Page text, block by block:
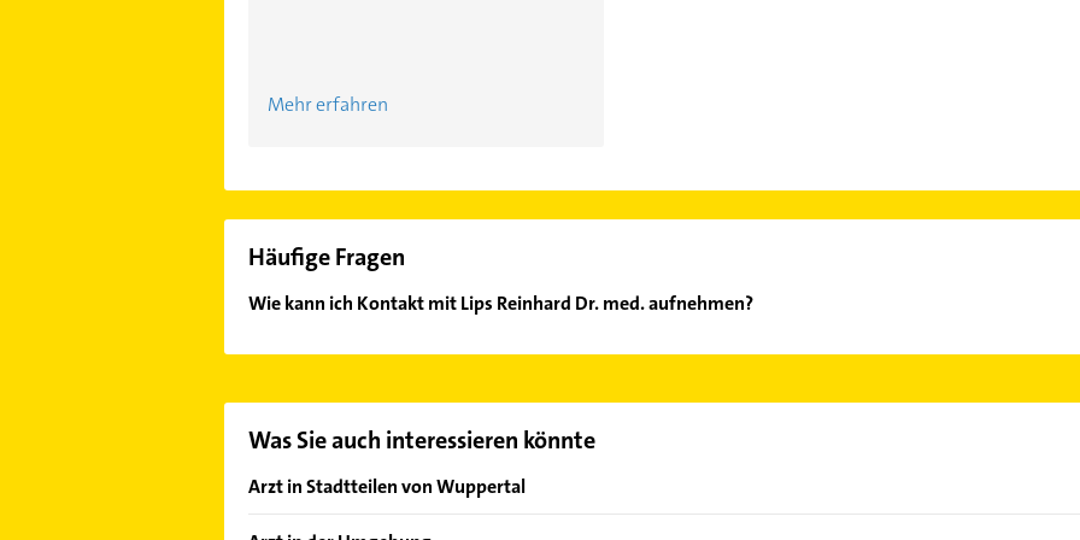
Mehr erfahren
Häufige Fragen
Wie kann ich Kontakt mit Lips Reinhard Dr. med. aufnehmen?
Was Sie auch interessieren könnte
Arzt in Stadtteilen von Wuppertal
Beyenburg